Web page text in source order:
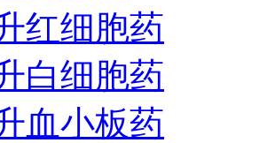
红细胞药
白细胞药
血小板药